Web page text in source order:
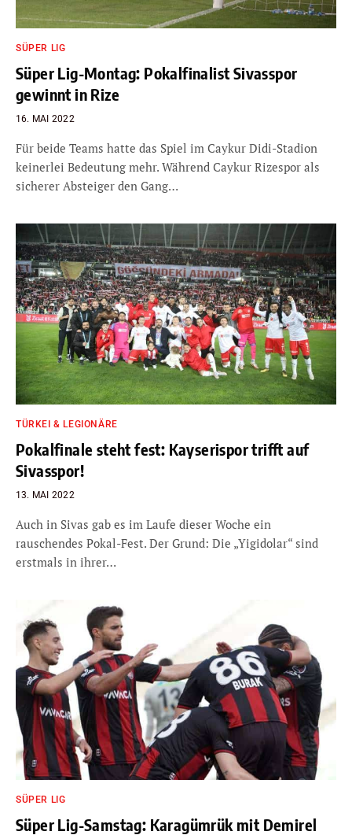
SÜPER LIG
Süper Lig-Montag: Pokalfinalist Sivasspor
gewinnt in Rize
16. MAI 2022
Für beide Teams hatte das Spiel im Caykur Didi-Stadion
keinerlei Bedeutung mehr. Während Caykur Rizespor als
sicherer Absteiger den Gang…
TÜRKEI & LEGIONÄRE
Pokalfinale steht fest: Kayserispor trifft auf
Sivasspor!
13. MAI 2022
Auch in Sivas gab es im Laufe dieser Woche ein
rauschendes Pokal-Fest. Der Grund: Die „Yigidolar“ sind
erstmals in ihrer…
SÜPER LIG
Süper Lig-Samstag: Karagümrük mit Demirel